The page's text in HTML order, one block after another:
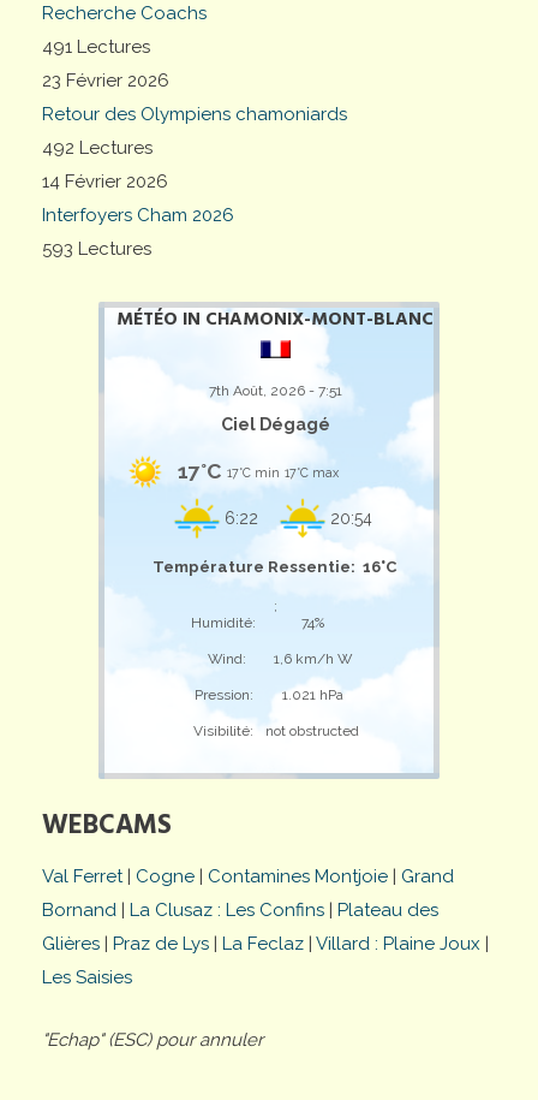
Recherche Coachs
491 Lectures
23 Février 2026
Retour des Olympiens chamoniards
492 Lectures
14 Février 2026
Interfoyers Cham 2026
593 Lectures
MÉTÉO IN CHAMONIX-MONT-BLANC
7th Août, 2026 - 7:51
Ciel Dégagé
17°C 17°C min 17°C max
6:22 20:54
Température Ressentie: 16°C
;
Humidité:
74%
Wind: 1,6 km/h W
Pression: 1.021 hPa
Visibilité: not obstructed
WEBCAMS
Val Ferret| Cogne | Contamines Montjoie | Grand
Bornand | La Clusaz : Les Confins | Plateau des
Glières | Praz de Lys | La Feclaz | Villard : Plaine Joux |
Les Saisies
"Echap" (ESC) pour annuler